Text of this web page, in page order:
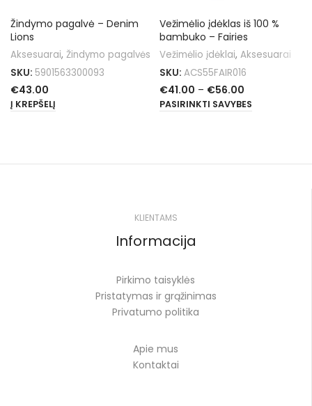
Žindymo pagalvė – Denim
Lions
Aksesuarai, Žindymo pagalvės
SKU: 5901563300093
€43.00
Į KREPŠELĮ
Vežimėlio įdėklas iš 100 %
bambuko – Fairies
Vežimėlio įdėklai, Aksesuarai
SKU: ACS55FAIR016
€41.00 – €56.00
PASIRINKTI SAVYBES
KLIENTAMS
Informacija
Pirkimo taisyklės
Pristatymas ir grąžinimas
Privatumo politika
Apie mus
Kontaktai